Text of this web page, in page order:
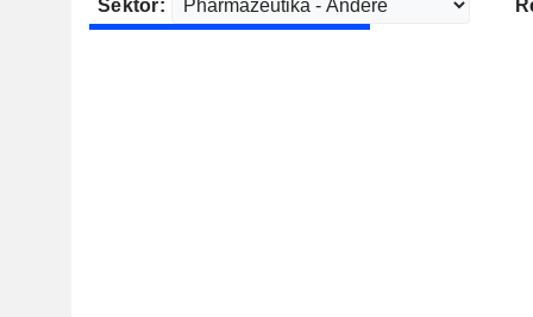
Sektor: